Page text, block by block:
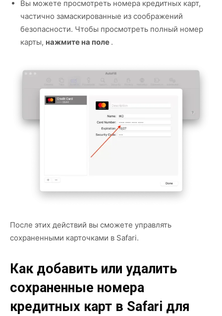
Вы можете просмотреть номера кредитных карт,
частично замаскированные из соображений
безопасности. Чтобы просмотреть полный номер
карты, нажмите на поле .
После этих действий вы сможете управлять
сохраненными карточками в Safari.
Как добавить или удалить
сохраненные номера
кредитных карт в Safari для